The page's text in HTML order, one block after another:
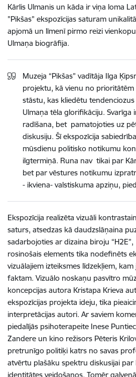
Kārlis Ulmanis un kāda ir viņa loma
"Pikšas" ekspozīcijas saturam
apjomā un līmenī pirmo reizi
Ulmaņa biogrāfija.
Muzeja “Pikšas” vadītāja Ilga
projektu, kā vienu no prioritātēm
stāstu, kas kliedētu
Ulmaņa tēla glorifikāciju. Svarīga
radīšana, bet pamatojoties uz
diskusiju. Šī ekspozīcija
mūsdienu politisko notikumu
ilgtermiņā. Runa nav tikai par
bet par vēstures notikumu
- ikviena- valstiskuma apziņu,
Ekspozīcija realizēta vizuāli
saturs, atsedzas kā daudzslāņaina
sadarbojoties ar dizaina biroju
rosinošais elements tika nodefinēts
vizuālajiem izteiksmes līdzekļiem,
faktam. Vizuālo noskaņu pasvītro
koncepcijas autora Kristapa Krieva
ekspozīcijas projekta ideju, tika
interpretācijas autori. Ar saviem
piedalījās psihoterapeite Inese
Zandere un kino režisors Pēteris
pretrunīgo politiķi katrs no savas
atvērtu plašāku spektru diskusijai par
identitātes veidošanos. Tomēr